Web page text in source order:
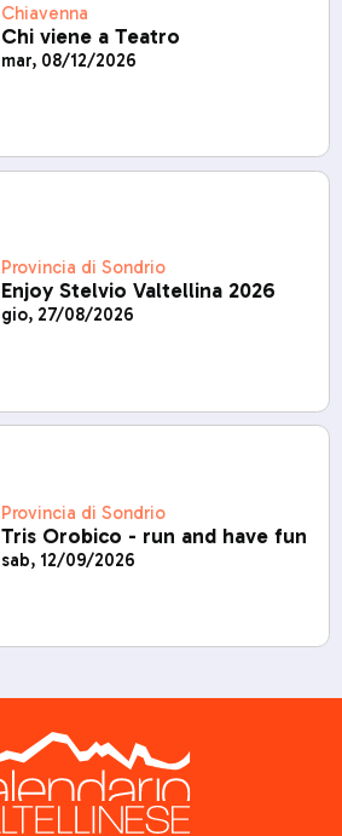
Chiavenna
Chi viene a Teatro
mar, 08/12/2026
Provincia di Sondrio
Enjoy Stelvio Valtellina 2026
gio, 27/08/2026
Provincia di Sondrio
Tris Orobico - run and have fun
sab, 12/09/2026